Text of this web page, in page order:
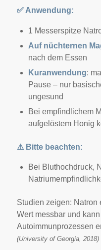
✅Anwendung:
1 Messerspitze
Auf nüchternen
nach dem Essen
Kuranwendung:
Pause – nur
ungesund
Bei empfindlichem
aufgelöstem Honig
⚠Bitte beachten:
Bei Bluthochdruck,
Studien zeigen: Natron
Wert messbar und
Autoimmunprozessen
(University of Georgia, 2018)